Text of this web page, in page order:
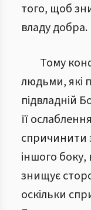
того, щоб
владу добра.
Тому
людьми, які
підвладній
її
спричинити
іншого
знищує
оскільки